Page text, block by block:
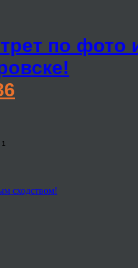
по фото
сходством!